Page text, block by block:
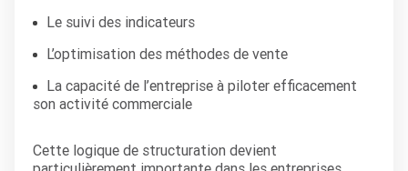
Le suivi des indicateurs
L’optimisation des méthodes de vente
La capacité de l’entreprise à piloter efficacement
son activité commerciale
Cette logique de structuration devient